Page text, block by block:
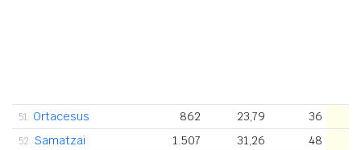
51. Ortacesus 862 23,79 36
52. Samatzai 1.507 31,26 48